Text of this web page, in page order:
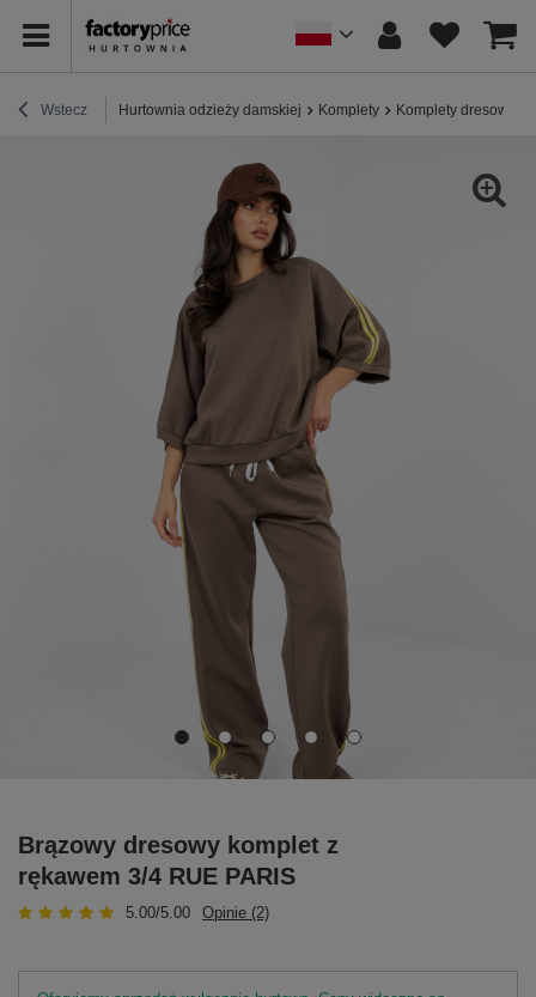
Wstecz Hurtownia odzieży damskiej Komplety Komplety dresowe
Brązowy dresowy komplet z
rękawem 3/4 RUE PARIS
5.00/5.00 Opinie (2)